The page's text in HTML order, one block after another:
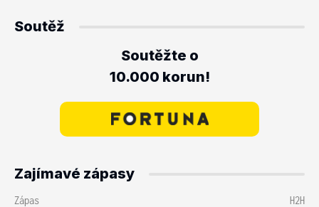
Soutěž
Soutěžte o
10.000 korun!
Zajímavé zápasy
Zápas
H2H